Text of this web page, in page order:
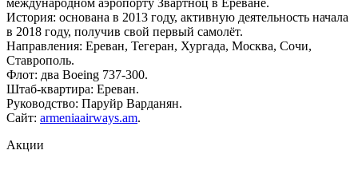
История: основана в 2013 году, активную деятельность начала
в 2018 году, получив свой первый самолёт.
Направления: Ереван, Тегеран, Хургада, Москва, Сочи,
Ставрополь.
Флот: два Boeing 737-300.
Штаб-квартира: Ереван.
Руководство: Паруйр Варданян.
Сайт: armeniaairways.am.
Акции